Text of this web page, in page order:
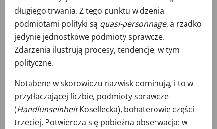
długiego trwania. Z tego punktu widzenia
podmiotami polityki są quasi-personnage, a rzadko
jedynie jednostkowe podmioty sprawcze.
Zdarzenia ilustrują procesy, tendencje, w tym
polityczne.
Notabene w skorowidzu nazwisk dominują, i to w
przytłaczającej liczbie, podmioty sprawcze
(HandlunseinheitKosellecka), bohaterowie części
trzeciej. Potwierdza się pobieżna obserwacja: w